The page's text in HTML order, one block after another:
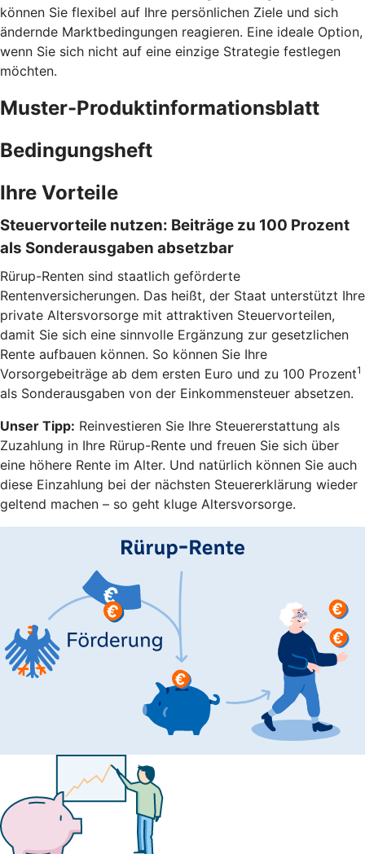
können Sie flexibel auf Ihre persönlichen Ziele und sich
ändernde Marktbedingungen reagieren. Eine ideale Option,
wenn Sie sich nicht auf eine einzige Strategie festlegen
möchten.
Muster-Produktinformationsblatt
Bedingungsheft
Ihre Vorteile
Steuervorteile nutzen: Beiträge zu 100 Prozent
als Sonderausgaben absetzbar
Rürup-Renten sind staatlich geförderte
Rentenversicherungen. Das heißt, der Staat unterstützt Ihre
private Altersvorsorge mit attraktiven Steuervorteilen,
damit Sie sich eine sinnvolle Ergänzung zur gesetzlichen
Rente aufbauen können. So können Sie Ihre
Vorsorgebeiträge ab dem ersten Euro und zu 100 Prozent1
als Sonderausgaben von der Einkommensteuer absetzen.
Unser Tipp: Reinvestieren Sie Ihre Steuererstattung als
Zuzahlung in Ihre Rürup-Rente und freuen Sie sich über
eine höhere Rente im Alter. Und natürlich können Sie auch
diese Einzahlung bei der nächsten Steuererklärung wieder
geltend machen – so geht kluge Altersvorsorge.